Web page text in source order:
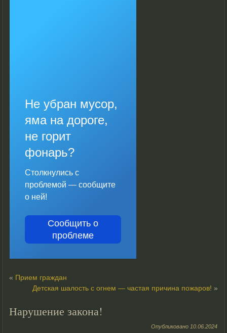
Не убран мусор,
яма на дороге,
не горит
фонарь?
Столкнулись с
проблемой — сообщите
о ней!
Сообщить о
проблеме
« Прием граждан
Детская шалость с огнем — частая причина пожаров! »
Нарушение закона!
Опубликовано 10.06.2024